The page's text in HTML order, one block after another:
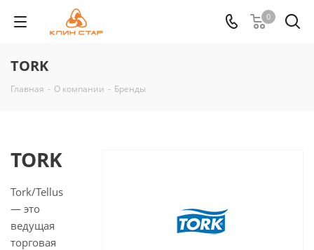
0
TORK
Главная - О компании - Бренды
TORK
Tork/Tellus
— это
ведущая
торговая